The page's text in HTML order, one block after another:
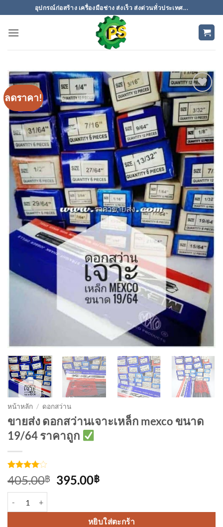
ไป
อุปกรณ์ก่อสร้าง เครื่องมือช่าง ส่งเร็ว ส่งด่วนทั่วประเทศ...
ลดราคา!
เพิ่มเข้า
ใน
รายการ
ที่
ติดตาม
หน้าหลัก / ดอกสว่าน
ขายส่ง ดอกสว่านเจาะเหล็ก mexco ขนาด
19/64 ราคาถูก
ให้
คะแนน
4จาก 5
คะแนน
เต็มบน
3
405.00฿
Original
405.00฿.
395.00฿Current
395.00฿.
หยิบใส่ตะกร้า